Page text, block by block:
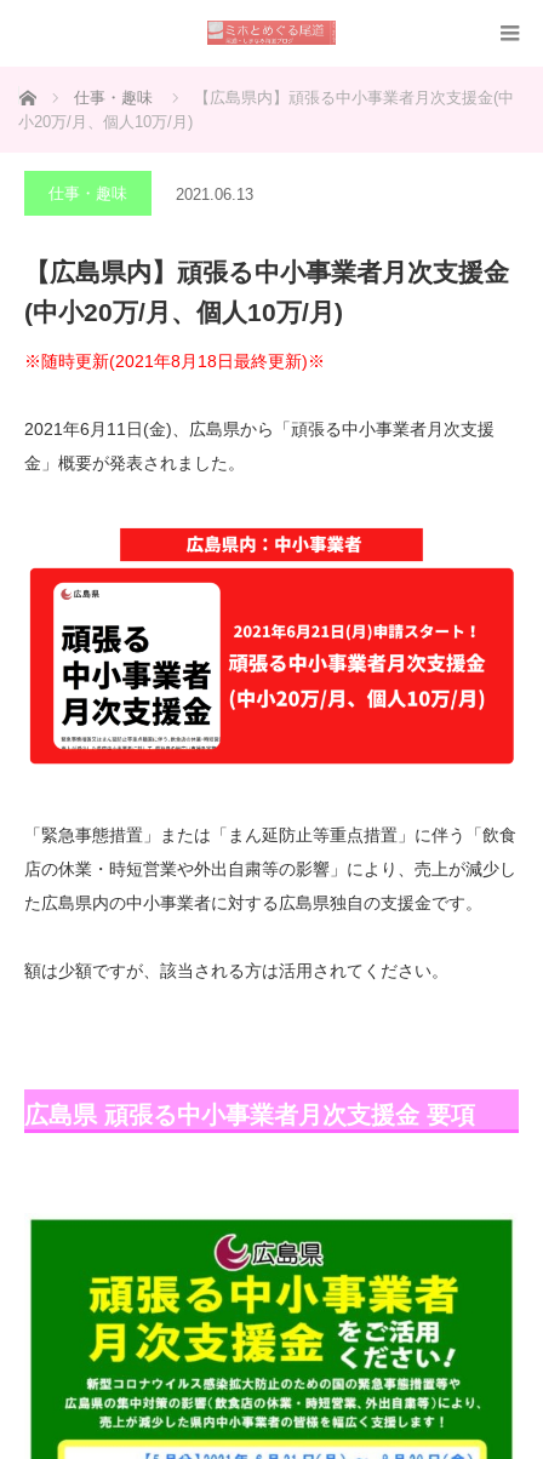
ホーム 仕事・趣味
【広島県内】頑張る中小事業者月次支援金(中
小20万/月、個人10万/月)
仕事・趣味 2021.06.13
【広島県内】頑張る中小事業者月次支援金
(中小20万/月、個人10万/月)
※随時更新(2021年8月18日最終更新)※
2021年6月11日(金)、広島県から「頑張る中小事業者月次支援
金」概要が発表されました。
「緊急事態措置」または「まん延防止等重点措置」に伴う「飲食
店の休業・時短営業や外出自粛等の影響」により、売上が減少し
た広島県内の中小事業者に対する広島県独自の支援金です。
額は少額ですが、該当される方は活用されてください。
広島県 頑張る中小事業者月次支援金 要項